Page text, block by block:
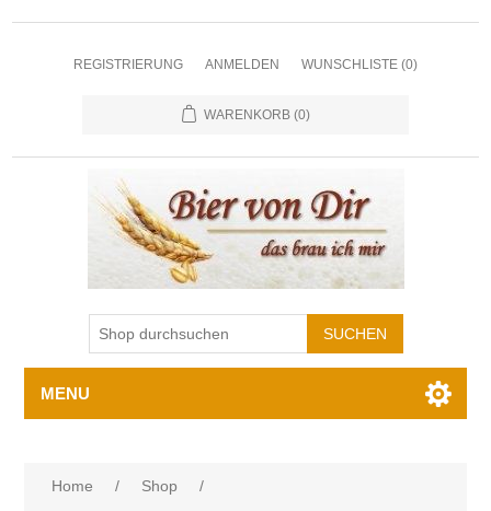
REGISTRIERUNG ANMELDEN WUNSCHLISTE (0)
WARENKORB (0)
MENU
Home / Shop
/